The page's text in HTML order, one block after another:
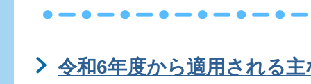
令和6年度から適用される主